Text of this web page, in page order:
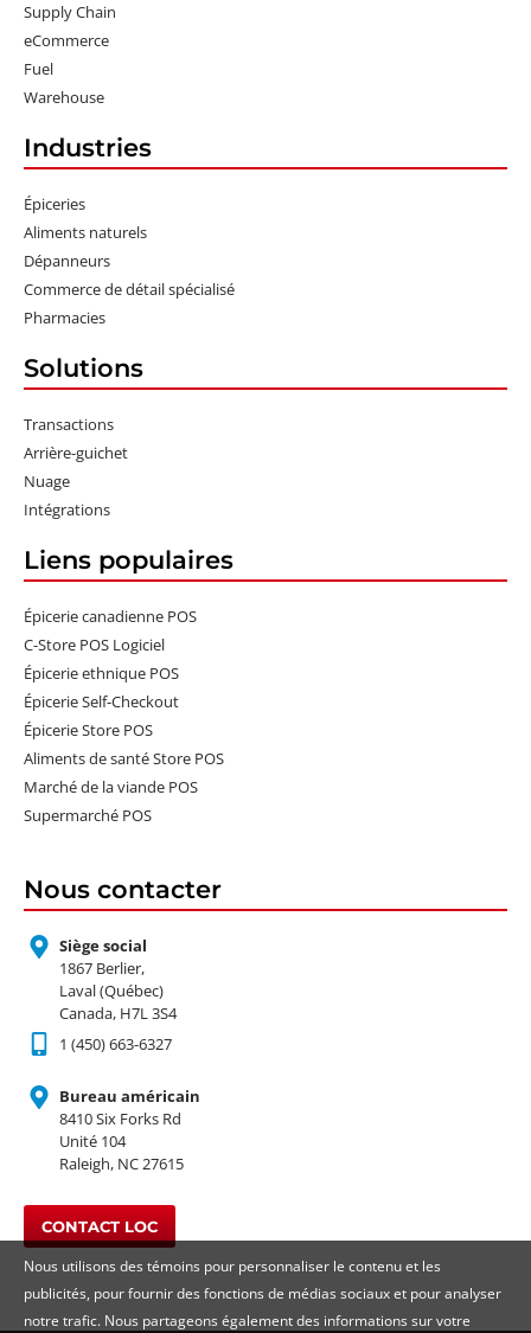
Supply Chain
eCommerce
Fuel
Warehouse
Industries
Épiceries
Aliments naturels
Dépanneurs
Commerce de détail spécialisé
Pharmacies
Solutions
Transactions
Arrière-guichet
Nuage
Intégrations
Liens populaires
Épicerie canadienne POS
C-Store POS Logiciel
Épicerie ethnique POS
Épicerie Self-Checkout
Épicerie Store POS
Aliments de santé Store POS
Marché de la viande POS
Supermarché POS
Nous contacter
Siège social
1867 Berlier,
Laval (Québec)
Canada, H7L 3S4
1 (450) 663-6327
Bureau américain
8410 Six Forks Rd
Unité 104
Raleigh, NC 27615
CONTACT LOC
Nous utilisons des témoins pour personnaliser le contenu et les
publicités, pour fournir des fonctions de médias sociaux et pour analyser
notre trafic. Nous partageons également des informations sur votre